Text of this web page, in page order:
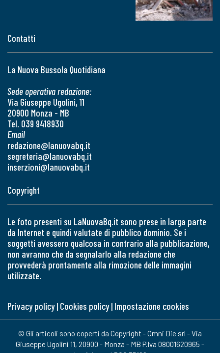
Contatti
La Nuova Bussola Quotidiana
Sede operativa redazione:
Via Giuseppe Ugolini, 11
20900 Monza - MB
Tel. 039 9418930
Email
redazione@lanuovabq.it
segreteria@lanuovabq.it
inserzioni@lanuovabq.it
Copyright
Le foto presenti su LaNuovaBq.it sono prese in larga parte
da Internet e quindi valutate di pubblico dominio. Se i
soggetti avessero qualcosa in contrario alla pubblicazione,
non avranno che da segnalarlo alla redazione che
provvederà prontamente alla rimozione delle immagini
utilizzate.
Privacy policy| Cookies policy| Impostazione cookies
© Gli articoli sono coperti da Copyright - Omni Die srl - Via
Giuseppe Ugolini 11, 20900 - Monza - MB P.Iva 08001620965 -